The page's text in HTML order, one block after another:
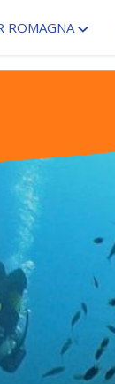
ROMAGNA